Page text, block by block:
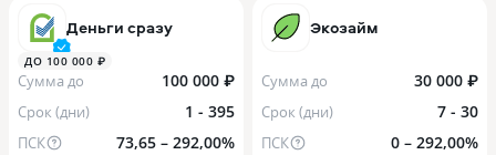
Деньги сразу
ДО 100 000 ₽
Сумма до 100 000 ₽
Срок (дни) 1 - 395
ПСК 73,65 – 292,00%
Экозайм
Сумма до 30 000 ₽
Срок (дни) 7 - 30
ПСК 0 – 292,00%